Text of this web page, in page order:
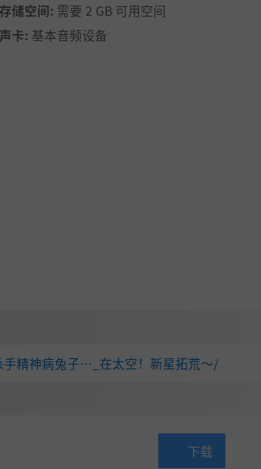
存储空间: 需要 2 GB 可用空间
声卡: 基本音频设备
精神病兔子…_在太空！新星拓荒～/
下载